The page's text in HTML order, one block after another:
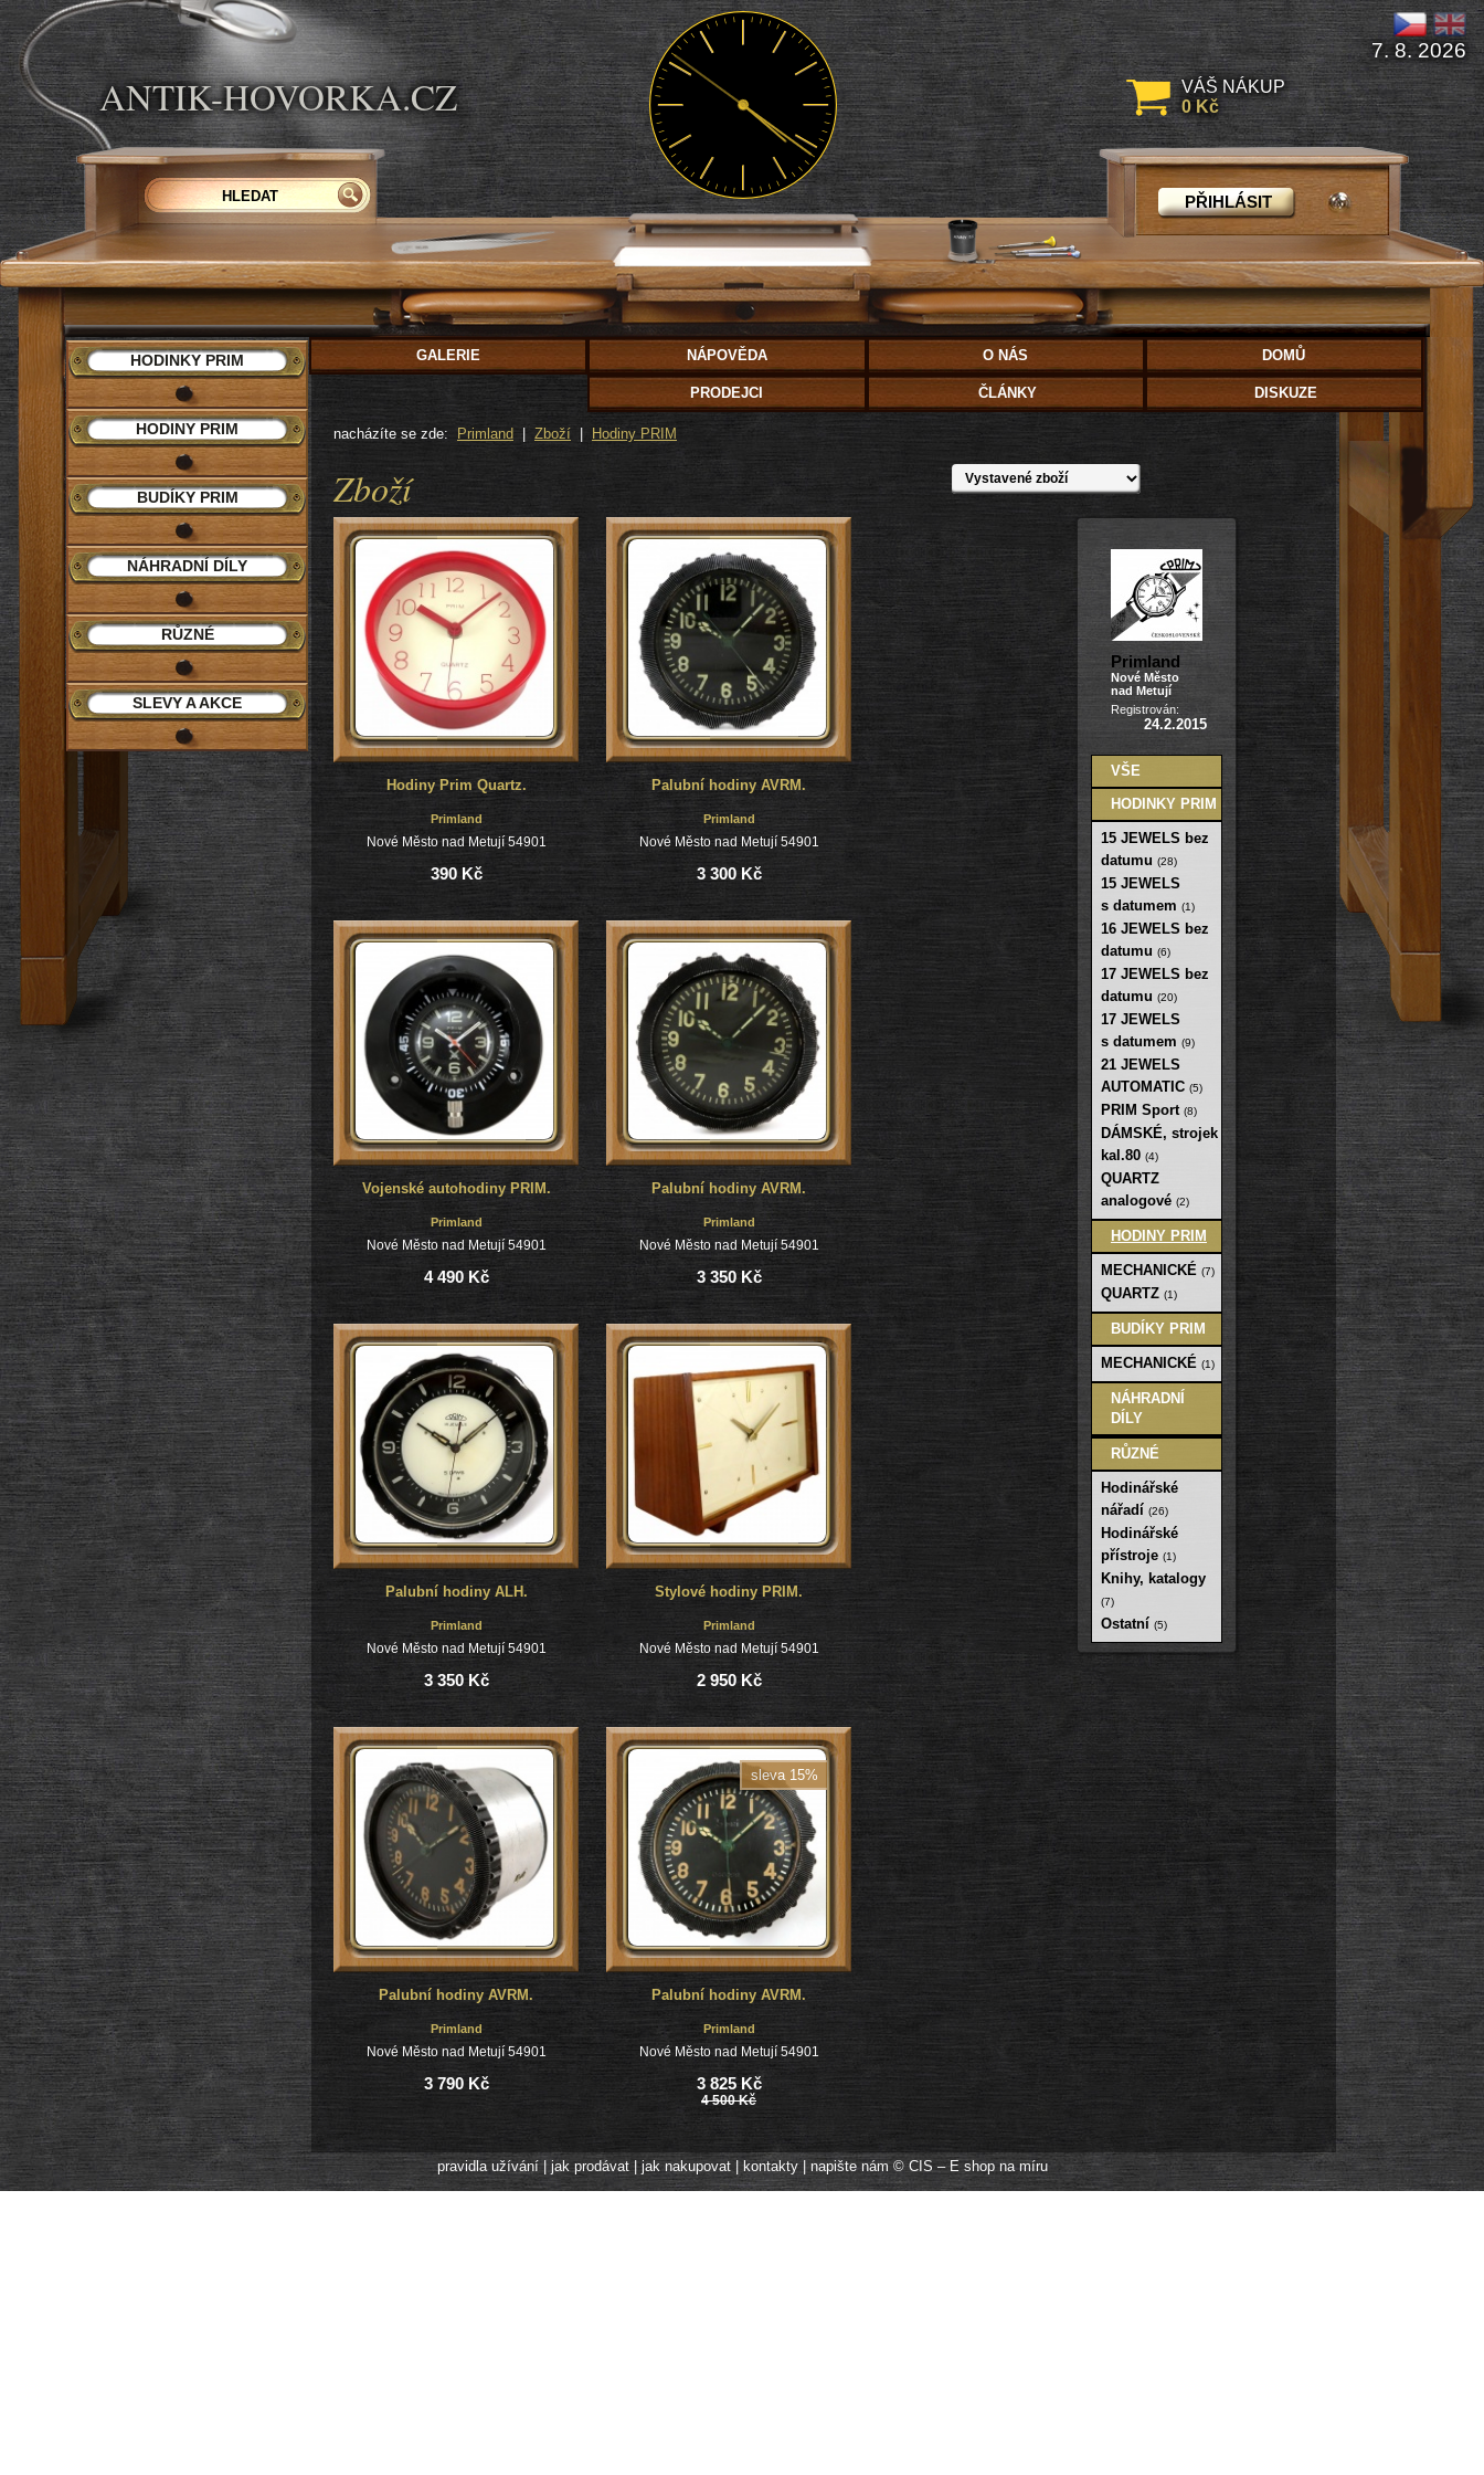
nacházíte se zde: Primland Zboží Hodiny PRIM
Zboží
Primland
Nové Město
nad Metují
Registrován:
24.2.2015
VŠE
HODINKY PRIM
15 JEWELS bez
datumu (28)
15 JEWELS
s datumem (1)
16 JEWELS bez
datumu (6)
17 JEWELS bez
datumu (20)
17 JEWELS
s datumem (9)
21 JEWELS
AUTOMATIC (5)
PRIM Sport (8)
DÁMSKÉ, strojek
kal.80 (4)
QUARTZ
analogové (2)
HODINY PRIM
MECHANICKÉ (7)
QUARTZ (1)
BUDÍKY PRIM
MECHANICKÉ (1)
NÁHRADNÍ
DÍLY
RŮZNÉ
Hodinářské
nářadí (26)
Hodinářské
přístroje (1)
Knihy, katalogy
(7)
Ostatní (5)
Hodiny Prim Quartz.
Primland
Nové Město nad Metují 54901
390 Kč
Palubní hodiny AVRM.
Primland
Nové Město nad Metují 54901
3 300 Kč
Vojenské autohodiny PRIM.
Primland
Nové Město nad Metují 54901
4 490 Kč
Palubní hodiny AVRM.
Primland
Nové Město nad Metují 54901
3 350 Kč
Palubní hodiny ALH.
Primland
Nové Město nad Metují 54901
3 350 Kč
Stylové hodiny PRIM.
Primland
Nové Město nad Metují 54901
2 950 Kč
Palubní hodiny AVRM.
Primland
Nové Město nad Metují 54901
3 790 Kč
sleva 15%
Palubní hodiny AVRM.
Primland
Nové Město nad Metují 54901
3 825 Kč
4 500 Kč
ANTIK-HOVORKA.CZ
PŘIHLÁSIT
7. 8. 2026
VÁŠ NÁKUP
0 Kč
DOMŮ
O NÁS
NÁPOVĚDA
GALERIE
DISKUZE
ČLÁNKY
PRODEJCI
HODINKY PRIM
HODINY PRIM
BUDÍKY PRIM
NÁHRADNÍ DÍLY
RŮZNÉ
SLEVY A AKCE
pravidla užívání| jak prodávat| jak nakupovat| kontakty|napište nám © CIS – E shop na míru